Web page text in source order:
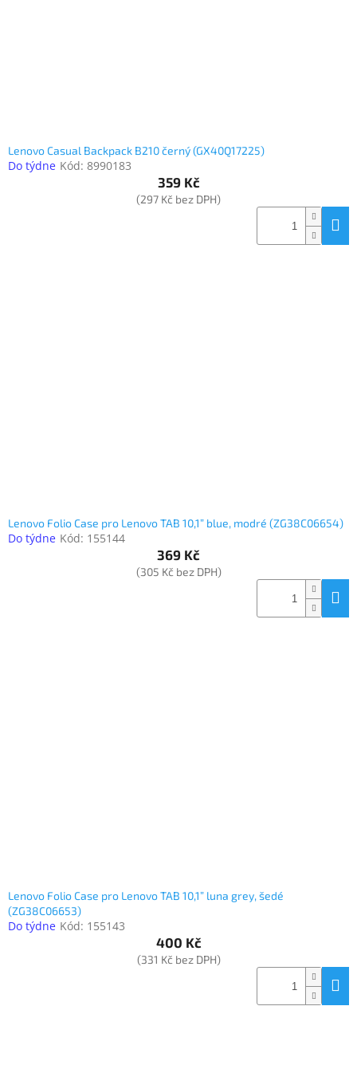
Lenovo Casual Backpack B210 černý (GX40Q17225)
Do týdne Kód: 8990183
359 Kč
(297 Kč bez DPH)
Lenovo Folio Case pro Lenovo TAB 10,1” blue, modré (ZG38C06654)
Do týdne Kód: 155144
369 Kč
(305 Kč bez DPH)
Lenovo Folio Case pro Lenovo TAB 10,1” luna grey, šedé
(ZG38C06653)
Do týdne Kód: 155143
400 Kč
(331 Kč bez DPH)